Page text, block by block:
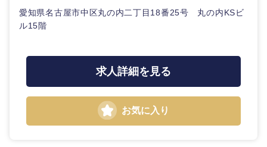
愛知県 三重県
愛知県名古屋市中区丸の内二丁目18番25号 丸の内KSビ
ル15階
求人詳細を見る
お気に入り